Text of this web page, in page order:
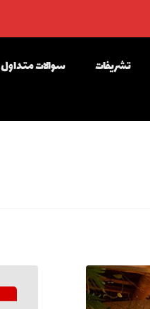
تشریفات سوالات متداول